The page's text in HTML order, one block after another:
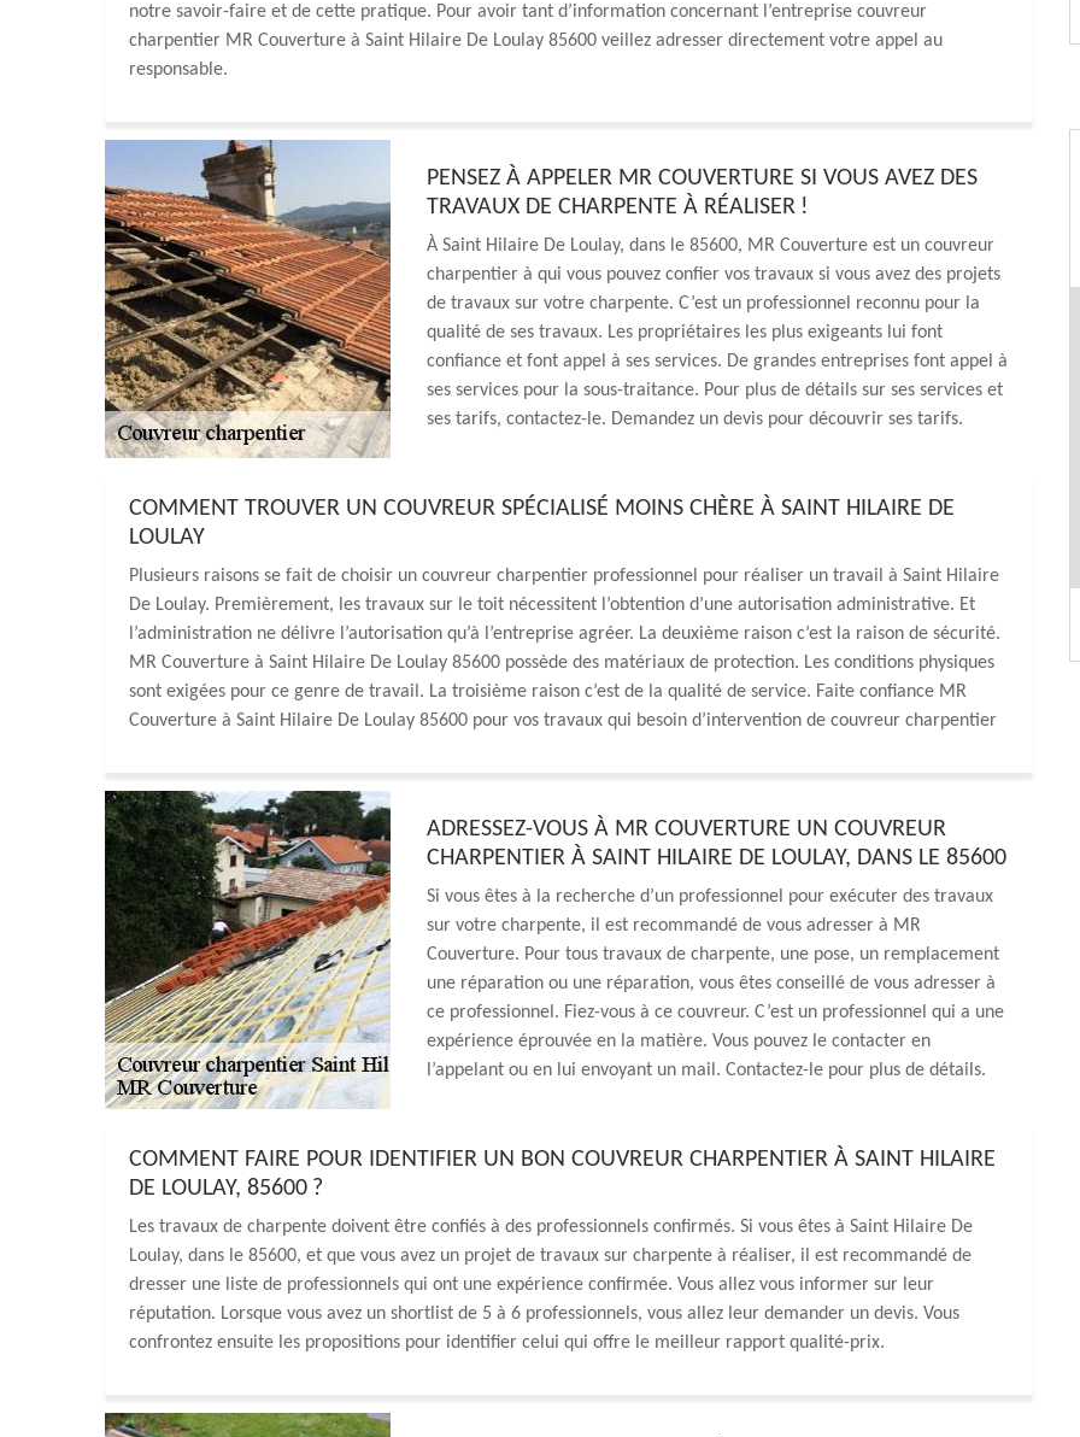
notre savoir-faire et de cette pratique. Pour avoir tant d’information concernant l’entreprise couvreur
charpentier MR Couverture à Saint Hilaire De Loulay 85600 veillez adresser directement votre appel au
responsable.
PENSEZ À APPELER MR COUVERTURE SI VOUS AVEZ DES
TRAVAUX DE CHARPENTE À RÉALISER !
À Saint Hilaire De Loulay, dans le 85600, MR Couverture est un couvreur
charpentier à qui vous pouvez confier vos travaux si vous avez des projets
de travaux sur votre charpente. C’est un professionnel reconnu pour la
qualité de ses travaux. Les propriétaires les plus exigeants lui font
confiance et font appel à ses services. De grandes entreprises font appel à
ses services pour la sous-traitance. Pour plus de détails sur ses services et
ses tarifs, contactez-le. Demandez un devis pour découvrir ses tarifs.
COMMENT TROUVER UN COUVREUR SPÉCIALISÉ MOINS CHÈRE À SAINT HILAIRE DE
LOULAY
Plusieurs raisons se fait de choisir un couvreur charpentier professionnel pour réaliser un travail à Saint Hilaire
De Loulay. Premièrement, les travaux sur le toit nécessitent l’obtention d’une autorisation administrative. Et
l’administration ne délivre l’autorisation qu’à l’entreprise agréer. La deuxième raison c’est la raison de sécurité.
MR Couverture à Saint Hilaire De Loulay 85600 possède des matériaux de protection. Les conditions physiques
sont exigées pour ce genre de travail. La troisième raison c’est de la qualité de service. Faite confiance MR
Couverture à Saint Hilaire De Loulay 85600 pour vos travaux qui besoin d’intervention de couvreur charpentier
ADRESSEZ-VOUS À MR COUVERTURE UN COUVREUR
CHARPENTIER À SAINT HILAIRE DE LOULAY, DANS LE 85600
Si vous êtes à la recherche d’un professionnel pour exécuter des travaux
sur votre charpente, il est recommandé de vous adresser à MR
Couverture. Pour tous travaux de charpente, une pose, un remplacement
une réparation ou une réparation, vous êtes conseillé de vous adresser à
ce professionnel. Fiez-vous à ce couvreur. C’est un professionnel qui a une
expérience éprouvée en la matière. Vous pouvez le contacter en
l’appelant ou en lui envoyant un mail. Contactez-le pour plus de détails.
COMMENT FAIRE POUR IDENTIFIER UN BON COUVREUR CHARPENTIER À SAINT HILAIRE
DE LOULAY, 85600 ?
Les travaux de charpente doivent être confiés à des professionnels confirmés. Si vous êtes à Saint Hilaire De
Loulay, dans le 85600, et que vous avez un projet de travaux sur charpente à réaliser, il est recommandé de
dresser une liste de professionnels qui ont une expérience confirmée. Vous allez vous informer sur leur
réputation. Lorsque vous avez un shortlist de 5 à 6 professionnels, vous allez leur demander un devis. Vous
confrontez ensuite les propositions pour identifier celui qui offre le meilleur rapport qualité-prix.